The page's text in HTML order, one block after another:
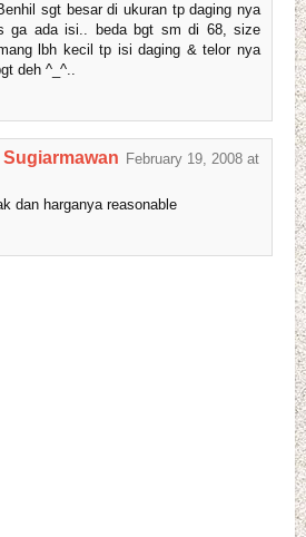
sgt besar di ukuran tp daging nya
ga ada isi.. beda bgt sm di 68, size
lbh kecil tp isi daging & telor nya
deh ^_^..
Sugiarmawan February 19, 2008 at
dan harganya reasonable